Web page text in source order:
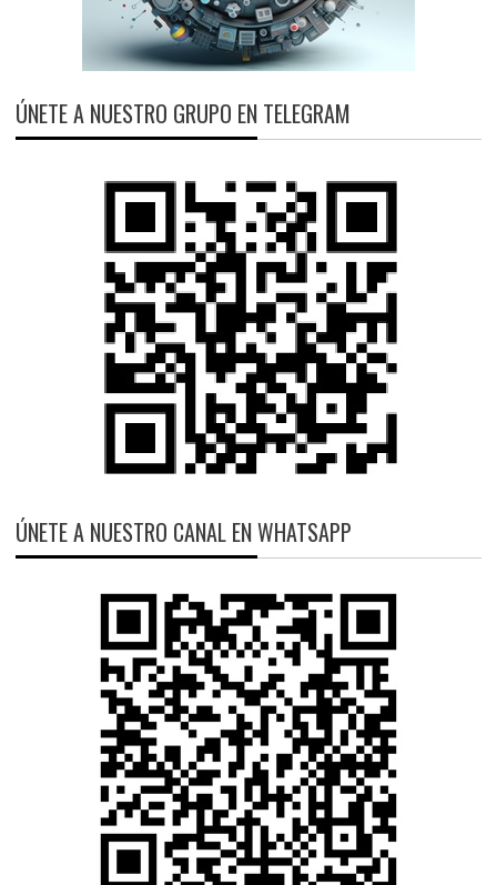
ÚNETE A NUESTRO GRUPO EN TELEGRAM
ÚNETE A NUESTRO CANAL EN WHATSAPP